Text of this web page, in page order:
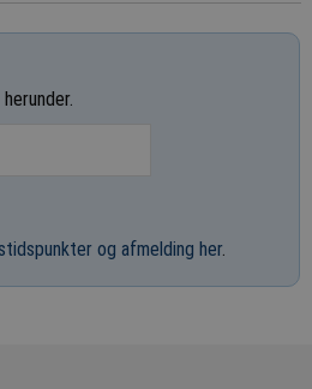
og afmelding her.